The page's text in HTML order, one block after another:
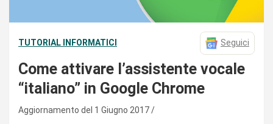
TUTORIAL INFORMATICI Seguici
Come attivare l’assistente vocale
“italiano” in Google Chrome
Aggiornamento del 1 Giugno 2017